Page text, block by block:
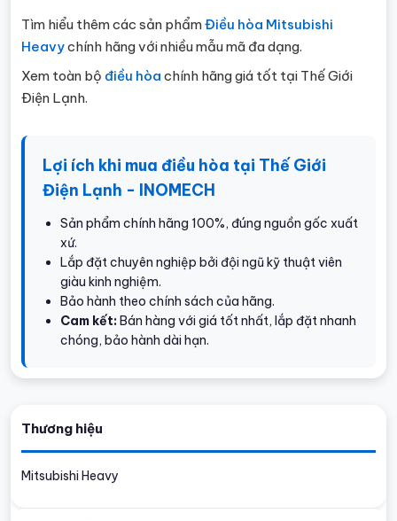
Thương hiệu
Mitsubishi Heavy
Tìm hiểu thêm các sản phẩmĐiều hòa Mitsubishi
Heavychính hãng với nhiều mẫu mã đa dạng.
Xem toàn bộ điều hòa chính hãng giá tốt tại Thế Giới
Điện Lạnh.
Lợi ích khi mua điều hòa tại Thế Giới
Điện Lạnh - INOMECH
Sản phẩm chính hãng 100%, đúng nguồn gốc xuất
xứ.
Lắp đặt chuyên nghiệp bởi đội ngũ kỹ thuật viên
giàu kinh nghiệm.
Bảo hành theo chính sách của hãng.
Cam kết:Bán hàng với giá tốt nhất, lắp đặt nhanh
chóng, bảo hành dài hạn.